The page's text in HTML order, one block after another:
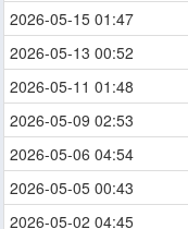
2026-05-15 01:47
2026-05-13 00:52
2026-05-11 01:48
2026-05-09 02:53
2026-05-06 04:54
2026-05-05 00:43
2026-05-02 04:45